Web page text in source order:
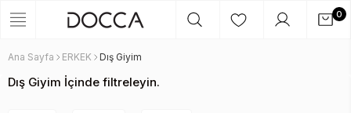
0
Ana Sayfa ERKEK Dış Giyim
Dış Giyim İçinde filtreleyin.